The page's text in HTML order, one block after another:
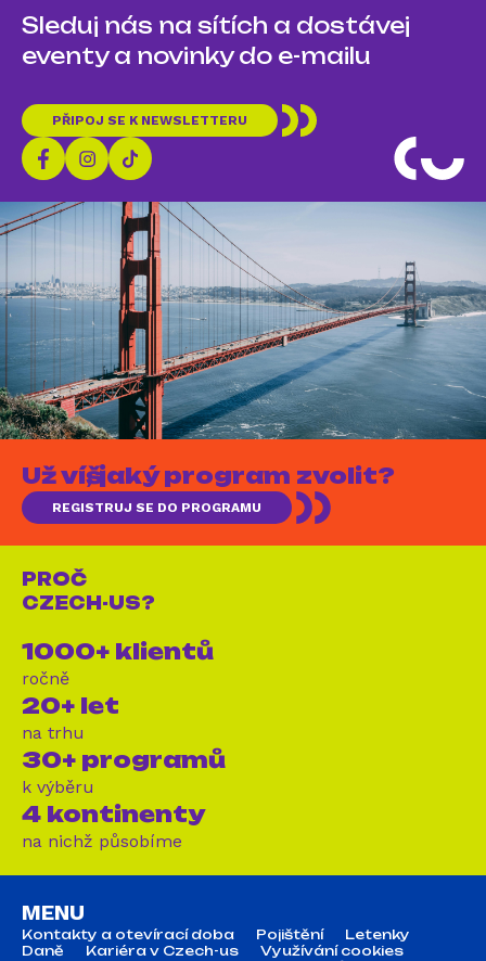
Sleduj nás na sítích a dostávej
eventy a novinky do e-mailu
PŘIPOJ SE K NEWSLETTERU
Už víš, jaký program zvolit?
REGISTRUJ SE DO PROGRAMU
PROČ
CZECH-US?
1000+ klientů
ročně
20+ let
na trhu
30+ programů
k výběru
4 kontinenty
na nichž působíme
MENU
Kontakty a otevírací doba Pojištění
Letenky
Daně
Kariéra v Czech-us
Využívání cookies